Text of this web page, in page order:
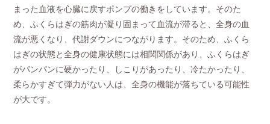
まった血液を心臓に戻すポンプの働きをしています。そのた
め、ふくらはぎの筋肉が凝り固まって血流が滞ると、全身の血
流が悪くなり、代謝ダウンにつながります。そのため、ふくら
はぎの状態と全身の健康状態には相関関係があり、ふくらはぎ
がパンパンに硬かったり、しこりがあったり、冷たかったり、
柔らかすぎて弾力がない人は、全身の機能が落ちている可能性
が大です。